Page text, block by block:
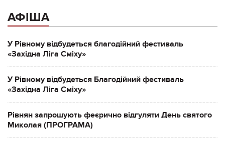
АФІША
У Рівному відбудеться благодійний фестиваль
«Західна Ліга Сміху»
У Рівному відбудеться Благодійний фестиваль
«Західна Ліга Сміху»
Рівнян запрошують феєрично відгуляти День святого
Миколая (ПРОГРАМА)